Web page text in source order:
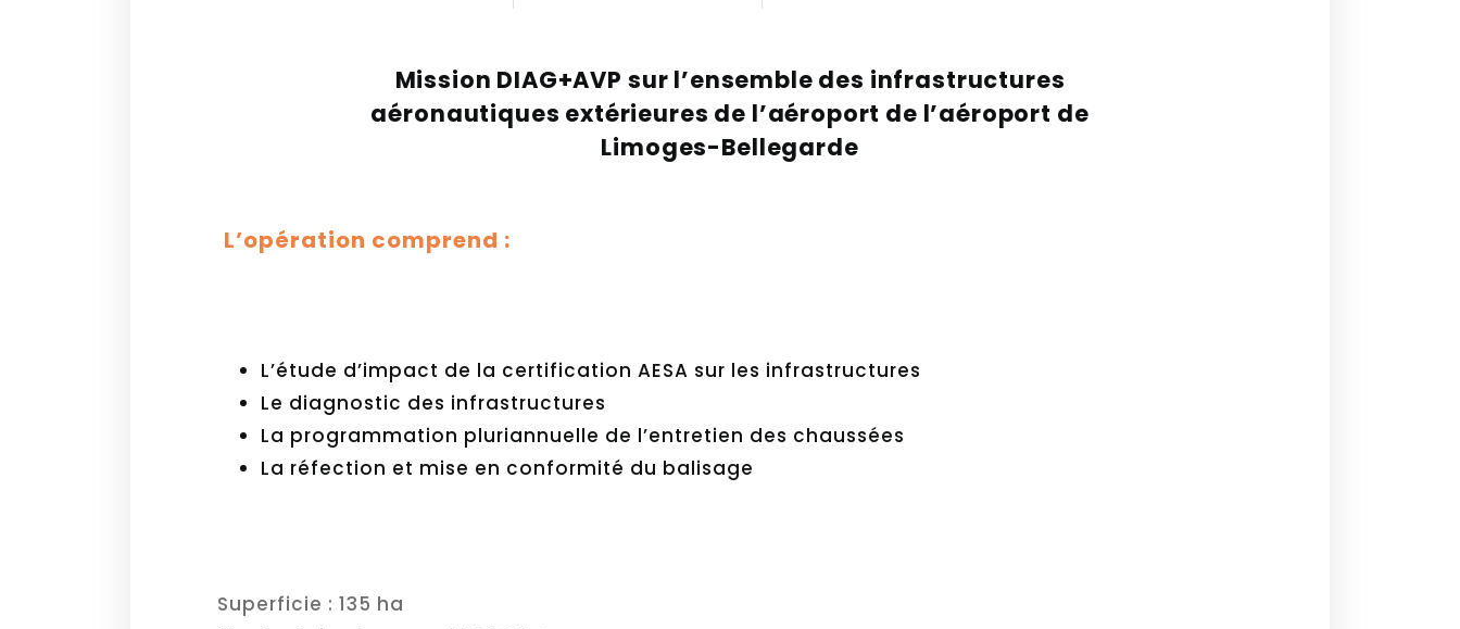
Mission DIAG+AVP sur l’ensemble des infrastructures
aéronautiques extérieures de l’aéroport de l’aéroport de
Limoges-Bellegarde
L’opération comprend :
L’étude d’impact de la certification AESA sur les infrastructures
Le diagnostic des infrastructures
La programmation pluriannuelle de l’entretien des chaussées
La réfection et mise en conformité du balisage
Superficie : 135 ha